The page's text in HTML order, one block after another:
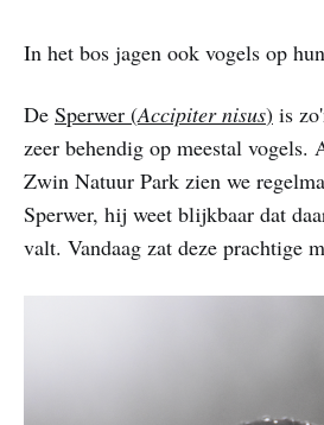
In het bos jagen ook vogels op
De Sperwer (Accipiter nisus) is
zeer behendig op meestal vogels.
Zwin Natuur Park zien we
Sperwer, hij weet blijkbaar dat
valt. Vandaag zat deze prachtige